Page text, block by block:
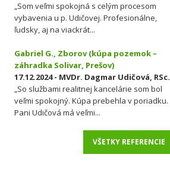
„Som veľmi spokojná s celým procesom
vybavenia u p. Udičovej. Profesionálne,
ľudsky, aj na viackrát...
Gabriel G., Zborov (kúpa pozemok –
záhradka Solivar, Prešov)
17.12.2024 - MVDr. Dagmar Udičová, RSc.
„So službami realitnej kancelárie som bol
veľmi spokojný. Kúpa prebehla v poriadku.
Pani Udičová má veľmi...
VŠETKY REFERENCIE